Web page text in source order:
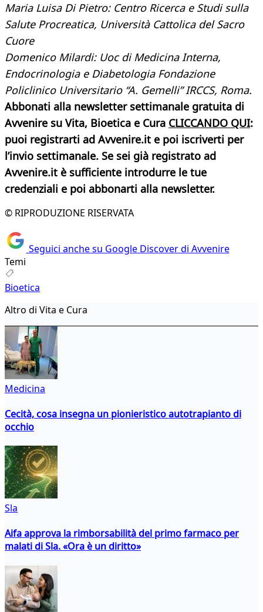
Maria Luisa Di Pietro: Centro Ricerca e Studi sulla
Salute Procreatica, Università Cattolica del Sacro
Cuore
Domenico Milardi: Uoc di Medicina Interna,
Endocrinologia e Diabetologia Fondazione
Policlinico Universitario “A. Gemelli” IRCCS, Roma.
Abbonati alla newsletter settimanale gratuita di
Avvenire su Vita, Bioetica e Cura CLICCANDO QUI:
puoi registrarti ad Avvenire.it e poi iscriverti per
l’invio settimanale. Se sei già registrato ad
Avvenire.it è sufficiente introdurre le tue
credenziali e poi abbonarti alla newsletter.
© RIPRODUZIONE RISERVATA
Seguici anche su Google Discover di Avvenire
Temi
Bioetica
Altro di Vita e Cura
Medicina
Cecità, cosa insegna un pionieristico autotrapianto di
occhio
Sla
Aifa approva la rimborsabilità del primo farmaco per
malati di Sla. «Ora è un diritto»